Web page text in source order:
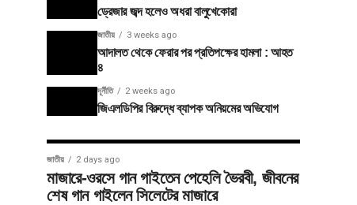
ড্রেজার জব্দ হলেও অধরা বালুখেকোরা
জাতীয় 3 weeks ago
আদালত থেকে ফেরার পর প্রতিপক্ষের হামলা : আহত
৪
দূর্নীতি 2 weeks ago
জিএলডিপির বিরুদ্ধে ব্যাপক অনিয়মের অভিযোগ
জাতীয় 2 days ago
মাজারে-ওরসে গান গাইতেন পেহেলি ভৈরবী, জীবনের
শেষ গান গাইলেন সিলেটের মাজারে